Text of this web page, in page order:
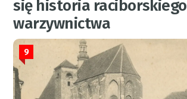
się historia raciborskiego
warzywnictwa
9